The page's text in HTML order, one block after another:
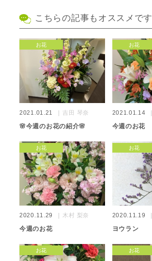
こちらの記事もオススメです
お花
2021.01.21 吉田 琴奈
🌸今週のお花の紹介🌸
お花
2021.01.14
今週のお花
お花
2020.11.29 木村 梨奈
今週のお花
お花
2020.11.19
ヨウラン
お花 お花